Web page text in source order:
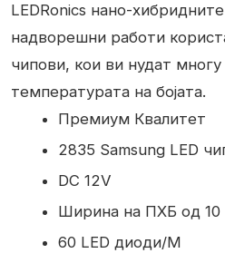
LEDRonics нано-
надворешни работи
чипови, кои ви нудат
температурата на бојата.
Премиум Квалитет
2835 Samsung LED
DC 12V
Ширина на ПХБ од
60 LED диоди/М